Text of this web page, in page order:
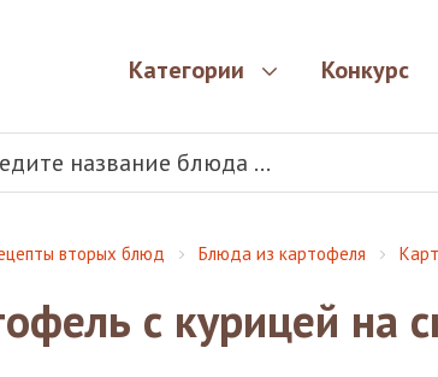
Категории Конкурс
вторых блюд Блюда из картофеля
с курицей на